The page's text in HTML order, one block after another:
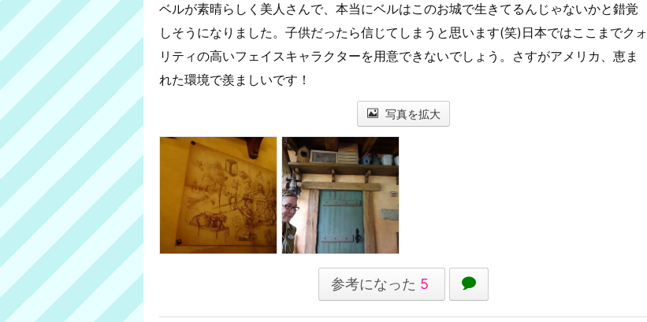
ベルが素晴らしく美人さんで、本当にベルはこのお城で生きてるんじゃないかと錯覚
しそうになりました。子供だったら信じてしまうと思います(笑)日本ではここまでクォ
リティの高いフェイスキャラクターを用意できないでしょう。さすがアメリカ、恵ま
れた環境で羨ましいです！
写真を拡大
参考になった 5